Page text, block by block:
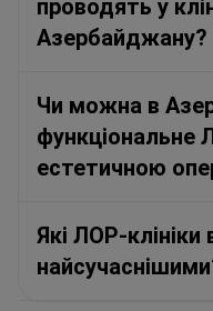
проводять у
Азербайджану?
Чи можна в
функціональне
естетичною
Які ЛОР-